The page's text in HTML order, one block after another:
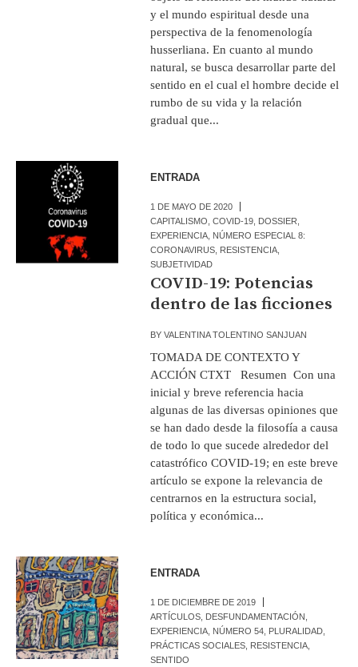
y el mundo espiritual desde una
perspectiva de la fenomenología
husserliana. En cuanto al mundo
natural, se busca desarrollar parte del
sentido en el cual el hombre decide el
rumbo de su vida y la relación
gradual que...
ENTRADA
1 DE MAYO DE 2020
CAPITALISMO ,COVID-19 DOSSIER
EXPERIENCIA NÚMERO ESPECIAL 8:
CORONAVIRUS RESISTENCIA
SUBJETIVIDAD
COVID-19: Potencias
dentro de las ficciones
BYVALENTINA TOLENTINO SANJUAN
TOMADA DE CONTEXTO Y
ACCIÓN CTXT Resumen Con una
inicial y breve referencia hacia
algunas de las diversas opiniones que
se han dado desde la filosofía a causa
de todo lo que sucede alrededor del
catastrófico COVID-19; en este breve
artículo se expone la relevancia de
centrarnos en la estructura social,
política y económica...
ENTRADA
1 DE DICIEMBRE DE 2019
ARTÍCULOS DESFUNDAMENTACIÓN
EXPERIENCIA NÚMERO 54 PLURALIDAD
PRÁCTICAS SOCIALES RESISTENCIA
SENTIDO